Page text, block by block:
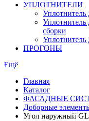
УПЛОТНИТЕЛИ
Уплотнитель
Уплотнитель
сборки
Уплотнитель
ПРОГОНЫ
Ещё
Главная
Каталог
ФАСАДНЫЕ
Доборные
Угол наружный